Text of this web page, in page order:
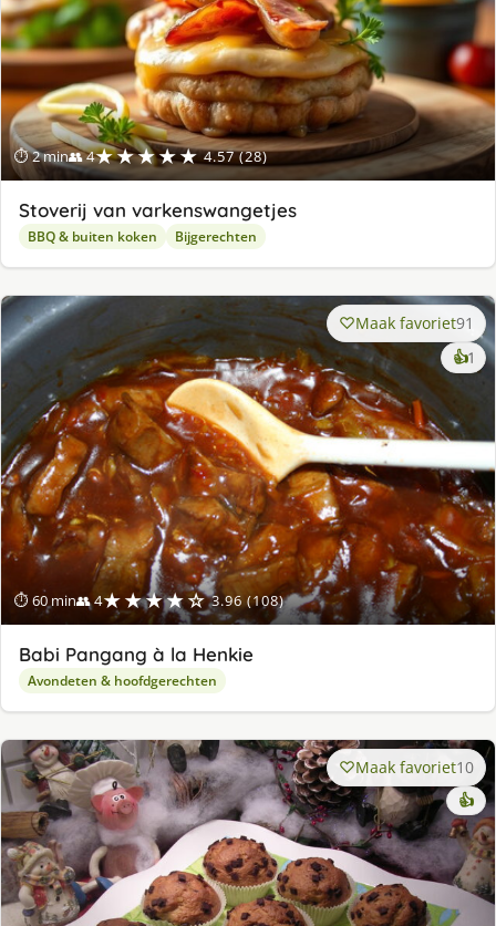
⏱ 2 min👥 4★★★★★ 4.57 (28)
Stoverij van varkenswangetjes
BBQ & buiten koken Bijgerechten
⏱ 60 min👥 4★★★★☆ 3.96 (108)
Maak favoriet91
👍1
Babi Pangang à la Henkie
Avondeten & hoofdgerechten
Maak favoriet10
👍